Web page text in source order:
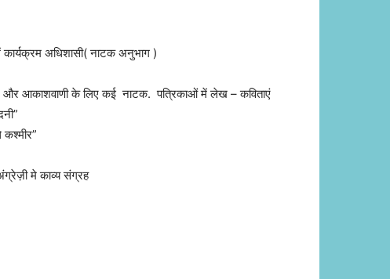
कार्यक्रम अधिशासी( नाटक अनुभाग )
और आकाशवाणी के लिए कई नाटक. पत्रिकाओं में लेख – कविताएं
मे काव्य संग्रह